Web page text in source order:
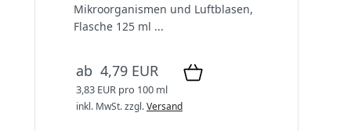
Mikroorganismen und Luftblasen,
Flasche 125 ml ...
ab 4,79 EUR
3,83 EUR pro 100 ml
inkl. MwSt.zzgl.Versand